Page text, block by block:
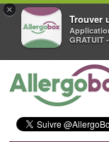
×
Trouver
GRATUIT
Aller au contenu principal